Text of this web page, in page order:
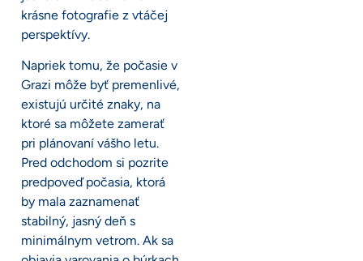
krásne fotografie z vtáčej
perspektívy.
Napriek tomu, že počasie v
Grazi môže byť premenlivé,
existujú určité znaky, na
ktoré sa môžete zamerať
pri plánovaní vášho letu.
Pred odchodom si pozrite
predpoveď počasia, ktorá
by mala zaznamenať
stabilný, jasný deň s
minimálnym vetrom. Ak sa